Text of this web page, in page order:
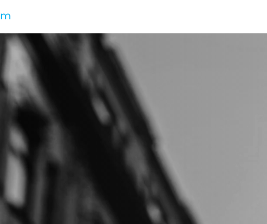
УСКОРЯЕМ
ЭКСПОРТНЫМ
СЕРТИФИКАЦИЮ
ISO 42001, ISO